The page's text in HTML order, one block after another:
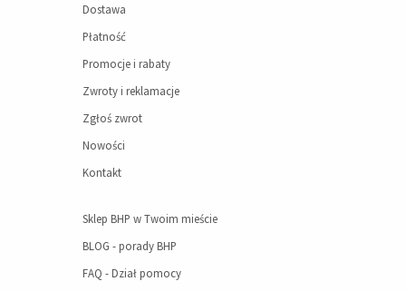
Dostawa
Płatność
Promocje i rabaty
Zwroty i reklamacje
Zgłoś zwrot
Nowości
Kontakt
Sklep BHP w Twoim mieście
BLOG - porady BHP
FAQ - Dział pomocy